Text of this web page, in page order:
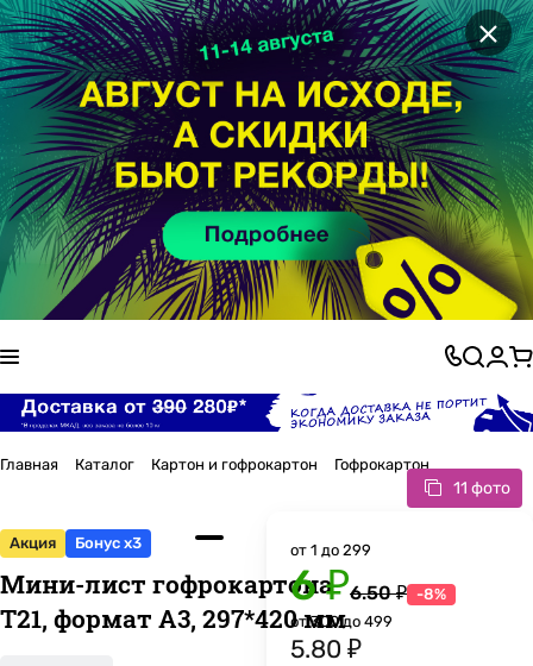
×
Главная Каталог Картон и гофрокартон Гофрокартон
11 фото
Акция Бонус x3
Мини-лист гофрокартона
Т21, формат А3, 297*420 мм
от 1 до 299
6 ₽6.50 ₽ -8%
от 300 до 499
5.80 ₽